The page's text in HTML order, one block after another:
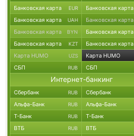
Банковская карта EUR Банковская карта
Банковская карта UAH Банковская карта
Банковская карта BYN Банковская карта
Банковская карта KZT Банковская карта
Карта HUMO UZS Карта HUMO
СБП RUB СБП
Интернет-банкинг
Сбербанк RUB Сбербанк
Альфа-Банк RUB Альфа-Банк
Т-Банк RUB Т-Банк
ВТБ RUB ВТБ